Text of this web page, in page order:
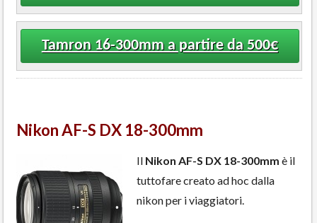
Tamron 16-300mm a partire da 500€
Nikon AF-S DX 18-300mm
Il Nikon AF-S DX 18-300mm è il
tuttofare creato ad hoc dalla
nikon per i viaggiatori.